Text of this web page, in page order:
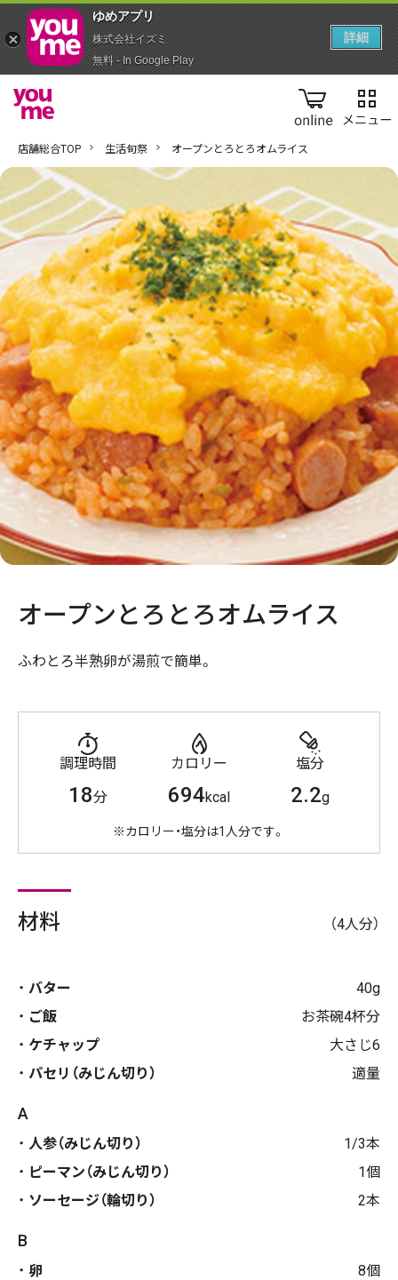
online
店舗総合TOP 生活旬祭 オープンとろとろオムライス
オープンとろとろオムライス
ふわとろ半熟卵が湯煎で簡単。
調理時間
18分
カロリー
694kcal
塩分
2.2g
※カロリー・塩分は1人分です。
材料 （4人分）
バター
40g
ご飯
お茶碗4杯分
ケチャップ
大さじ6
パセリ（みじん切り）
適量
A
人参（みじん切り）
1/3本
ピーマン（みじん切り）
1個
ソーセージ（輪切り）
2本
B
卵
8個
ゆめアプ‪リ‬
株式会社イズミ
無料 - In Google Play
詳細